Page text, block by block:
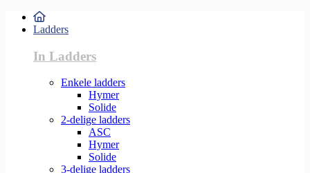
Ladders
In Ladders
Enkele ladders
Hymer
Solide
2-delige ladders
ASC
Hymer
Solide
3-delige ladders